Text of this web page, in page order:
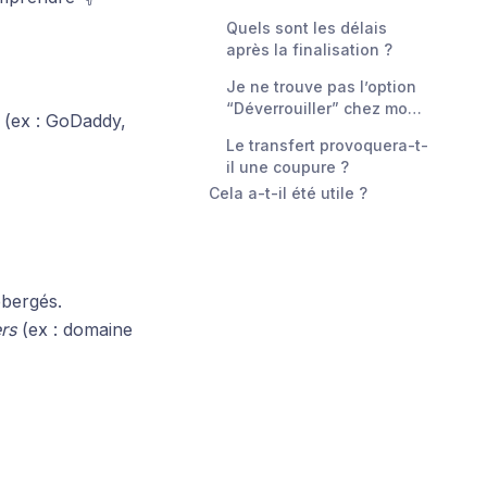
: GoDaddy,
(ex : domaine
Quels sont les délais
après la finalisation ?
Je ne trouve pas l’option
“Déverrouiller” chez mon
Le transfert provoquera-t-
il une coupure ?
Cela a-t-il été utile ?